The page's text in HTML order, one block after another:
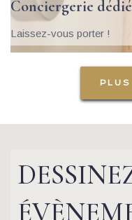
Conciergerie
Laissez-vous porter !